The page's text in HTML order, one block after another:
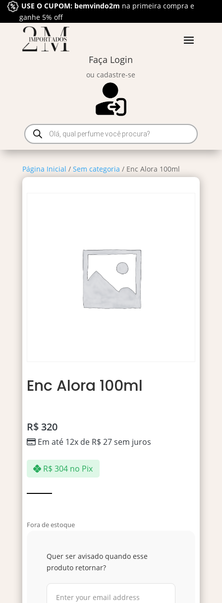
USE O CUPOM: bemvindo2m na primeira compra e
ganhe 5% off
Faça Login
ou cadastre-se
Pesquisar
produtos
Página Inicial / Sem categoria / Enc Alora 100ml
Enc Alora 100ml
R$320
Em até 12x de R$ 27sem juros
R$ 304 no Pix
Fora de estoque
Quer ser avisado quando esse
produto retornar?